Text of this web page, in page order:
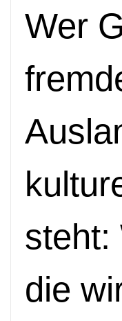
Wer
steht:
die